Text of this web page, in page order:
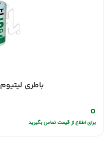
باطری لیتیوم LS14250 – سافت
0
برای اطلاع از قیمت تماس بگیرید